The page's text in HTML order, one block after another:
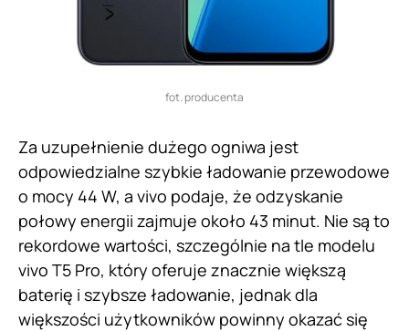
fot. producenta
Za uzupełnienie dużego ogniwa jest
odpowiedzialne szybkie ładowanie przewodowe
o mocy 44 W, a vivo podaje, że odzyskanie
połowy energii zajmuje około 43 minut. Nie są to
rekordowe wartości, szczególnie na tle modelu
vivo T5 Pro, który oferuje znacznie większą
baterię i szybsze ładowanie, jednak dla
większości użytkowników powinny okazać się